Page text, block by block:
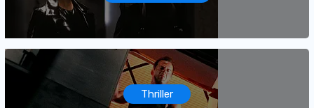
Thriller